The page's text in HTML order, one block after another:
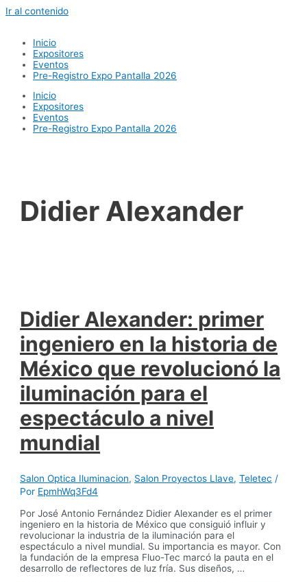
Ir al contenido
Inicio
Expositores
Eventos
Pre-Registro Expo Pantalla 2026
Inicio
Expositores
Eventos
Pre-Registro Expo Pantalla 2026
Didier Alexander
Didier Alexander: primer
ingeniero en la historia de
México que revolucionó la
iluminación para el
espectáculo a nivel
mundial
Salon Optica Iluminacion, Salon Proyectos Llave,Teletec /
Por EpmhWq3Fd4
Por José Antonio Fernández Didier Alexander es el primer
ingeniero en la historia de México que consiguió influir y
revolucionar la industria de la iluminación para el
espectáculo a nivel mundial. Su importancia es mayor. Con
la fundación de la empresa Fluo-Tec marcó la pauta en el
desarrollo de reflectores de luz fría. Sus diseños, …